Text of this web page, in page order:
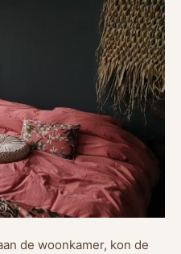
de woonkamer, kon de